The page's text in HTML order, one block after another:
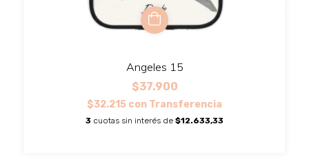
Angeles 15
$37.900
$32.215 con Transferencia
3 cuotas sin interés de $12.633,33